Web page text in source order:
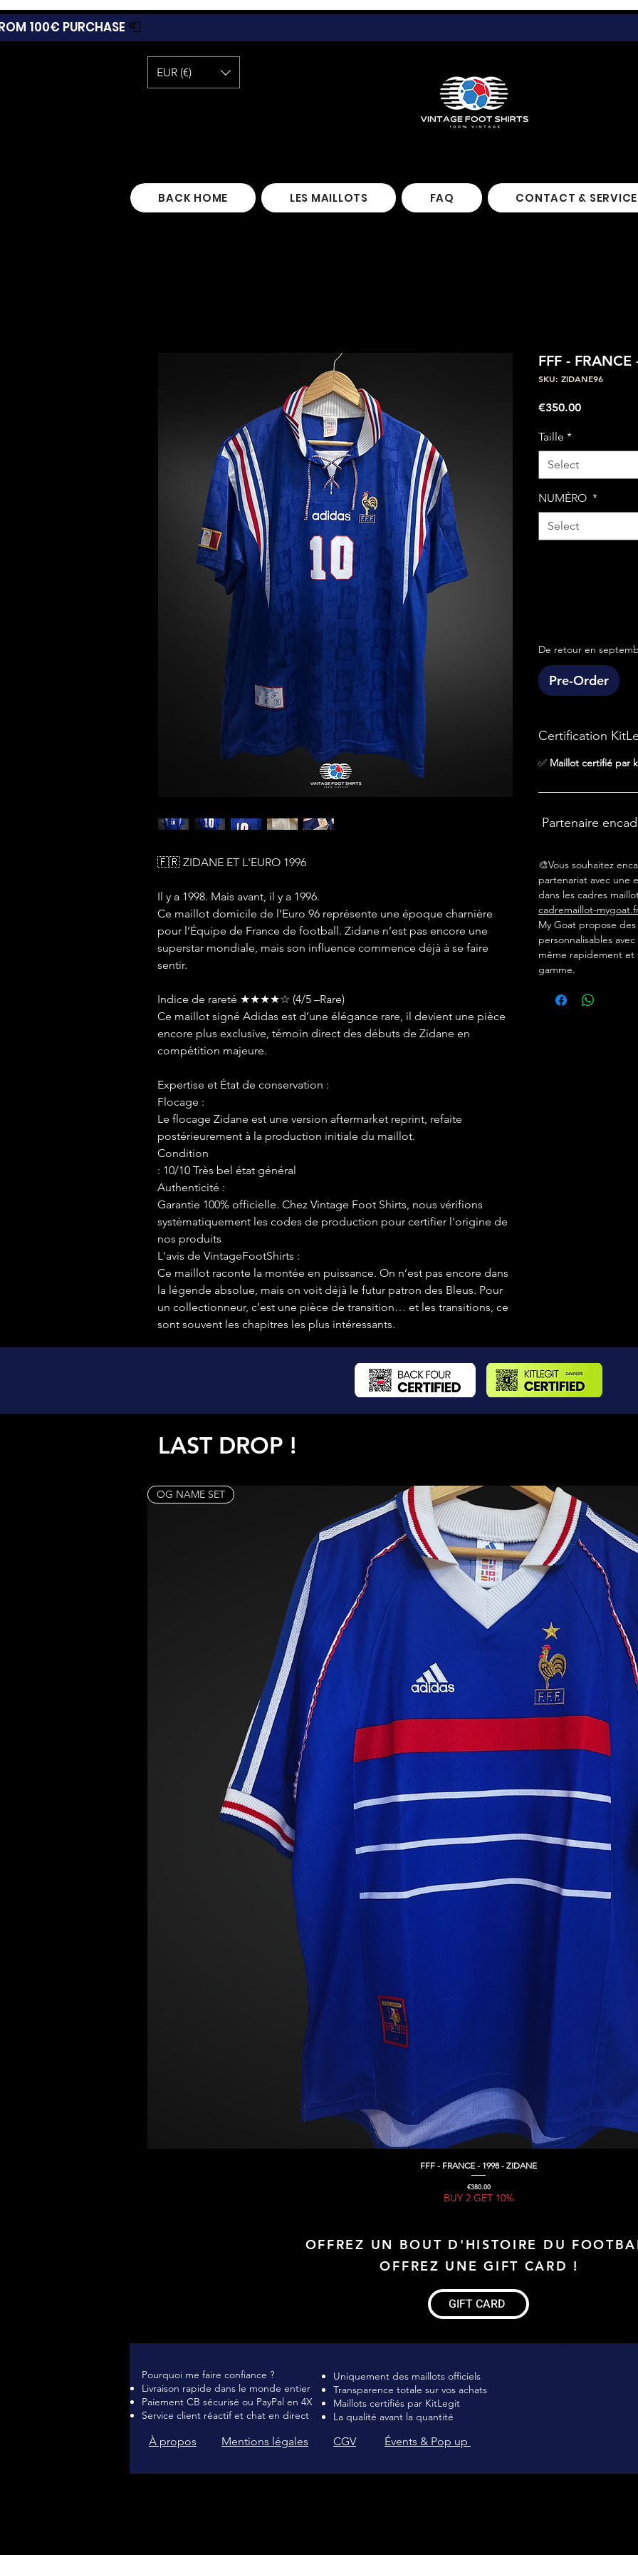
100€ PURCHASE 📮
EUR (€)
BACK HOME LES MAILLOTS FAQ CONTACT &
🇫🇷 ZIDANE ET L'EURO 1996
Il y a 1998. Mais avant, il y a 1996.
Ce maillot domicile de l’Euro 96 représente une époque charnière
pour l’Équipe de France de football. Zidane n’est pas encore une
superstar mondiale, mais son influence commence déjà à se faire
sentir.
Indice de rareté ★★★★☆ (4/5 –Rare)
Ce maillot signé Adidas est d’une élégance rare, il devient une pièce
encore plus exclusive, témoin direct des débuts de Zidane en
compétition majeure.
Expertise et État de conservation :
Flocage :
Le flocage Zidane est une version aftermarket reprint, refaite
postérieurement à la production initiale du maillot.
Condition
: 10/10 Très bel état général
Authenticité :
Garantie 100% officielle. Chez Vintage Foot Shirts, nous vérifions
systématiquement les codes de production pour certifier l'origine de
nos produits
L'avis de VintageFootShirts :
Ce maillot raconte la montée en puissance. On n’est pas encore dans
la légende absolue, mais on voit déjà le futur patron des Bleus. Pour
un collectionneur, c’est une pièce de transition… et les transitions, ce
sont souvent les chapitres les plus intéressants.
FFF -
SKU: ZIDANE96
€350.00Price
Taille *
Select
NUMÉRO *
Select
De retour en
Pre-Order
Certification
✅ Maillot certifié par
Partenaire
🎨Vous souhaitez
partenariat avec une
dans les cadres
cadremaillot-
My Goat propose
personnalisables
même rapidement
gamme.
LAST DROP !
Quick View
OG NAME SET
FFF - FRANCE - 1998 - ZIDANE
Price
€380.00
BUY 2 GET 10%
OFFREZ UN BOUT D'HISTOIRE DU
OFFREZ UNE GIFT CARD !
GIFT CARD
Pourquoi me faire confiance ?
Livraison rapide dans le monde entier
Paiement CB sécurisé ou PayPal en 4X
Service client réactif et chat en direct
Uniquement des maillots officiels
Transparence totale sur vos achats
Maillots certifiés par KitLegit
La qualité avant la quantité
À propos Mentions légales CGV Évents & Pop up